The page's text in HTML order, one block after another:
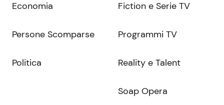
Economia
Persone Scomparse
Politica
Fiction e Serie TV
Programmi TV
Reality e Talent
Soap Opera